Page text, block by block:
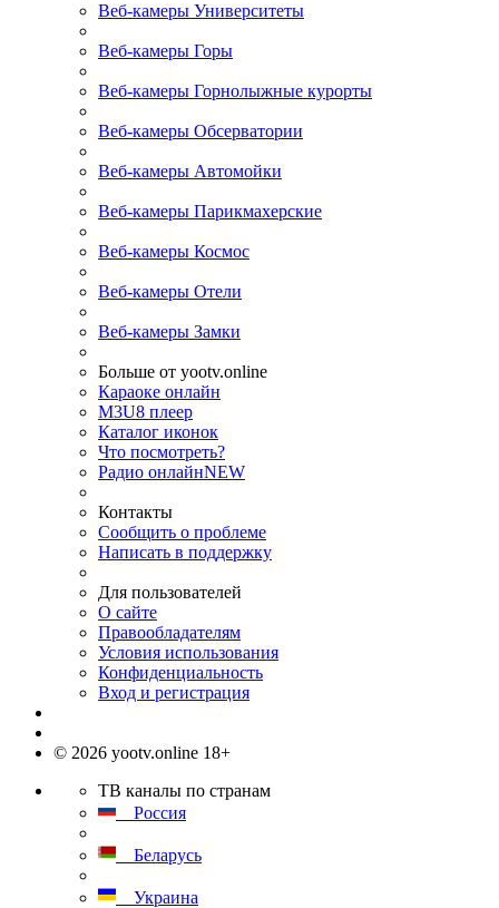
Веб-камеры Университеты
Веб-камеры Горы
Веб-камеры Горнолыжные курорты
Веб-камеры Обсерватории
Веб-камеры Автомойки
Веб-камеры Парикмахерские
Веб-камеры Космос
Веб-камеры Отели
Веб-камеры Замки
Больше от yootv.online
Караоке онлайн
M3U8 плеер
Каталог иконок
Что посмотреть?
Радио онлайнNEW
Контакты
Сообщить о проблеме
Написать в поддержку
Для пользователей
О сайте
Правообладателям
Условия использования
Конфиденциальность
Вход и регистрация
© 2026 yootv.online 18+
ТВ каналы по странам
Россия
Беларусь
Украина